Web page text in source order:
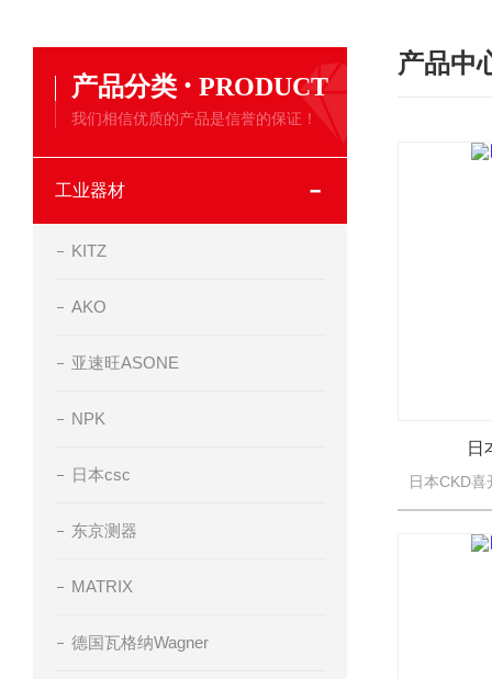
产品分类 · PRODUCT
我们相信优质的产品是信誉的保证！
工业器材
KITZ
AKO
亚速旺ASONE
NPK
日本csc
东京测器
MATRIX
德国瓦格纳Wagner
产品中
日